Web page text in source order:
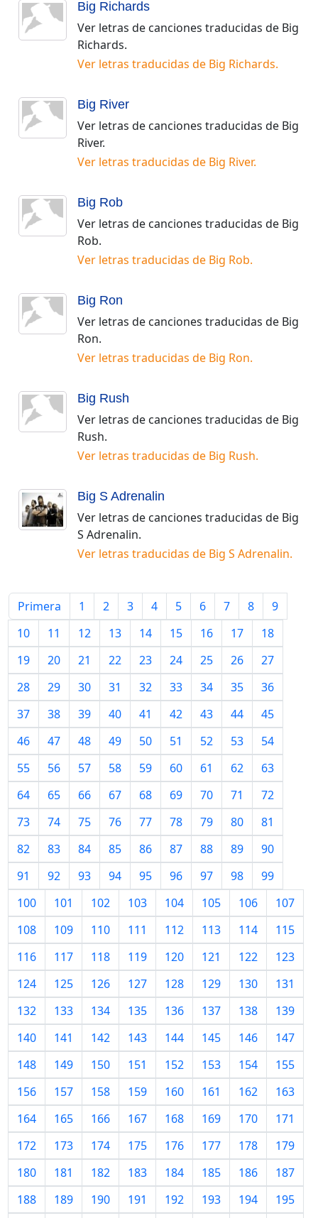
Big Richards
Ver letras de canciones traducidas de Big
Richards.
Ver letras traducidas de Big Richards.
Big River
Ver letras de canciones traducidas de Big
River.
Ver letras traducidas de Big River.
Big Rob
Ver letras de canciones traducidas de Big
Rob.
Ver letras traducidas de Big Rob.
Big Ron
Ver letras de canciones traducidas de Big
Ron.
Ver letras traducidas de Big Ron.
Big Rush
Ver letras de canciones traducidas de Big
Rush.
Ver letras traducidas de Big Rush.
Big S Adrenalin
Ver letras de canciones traducidas de Big
S Adrenalin.
Ver letras traducidas de Big S Adrenalin.
Primera 1 2 3 4 5 6 7 8
9
10
11 12 13 14 15 16 17
18
19
20 21 22 23 24 25 26
27
28
29 30 31 32 33 34 35
36
37
38 39 40 41 42 43 44
45
46
47 48 49 50 51 52 53
54
55
56 57 58 59 60 61 62
63
64
65 66 67 68 69 70 71
72
73
74 75 76 77 78 79 80
81
82
83 84 85 86 87 88 89
90
91
92 93 94 95 96 97 98
99
100
101 102 103 104 105 106
107
108
109 110 111 112 113 114
115
116
117 118 119 120 121 122
123
124
125 126 127 128 129 130
131
132
133 134 135 136 137 138
139
140
141 142 143 144 145 146
147
148
149 150 151 152 153 154
155
156
157 158 159 160 161 162
163
164
165 166 167 168 169 170
171
172
173 174 175 176 177 178
179
180
181 182 183 184 185 186
187
188
189 190 191 192 193 194
195